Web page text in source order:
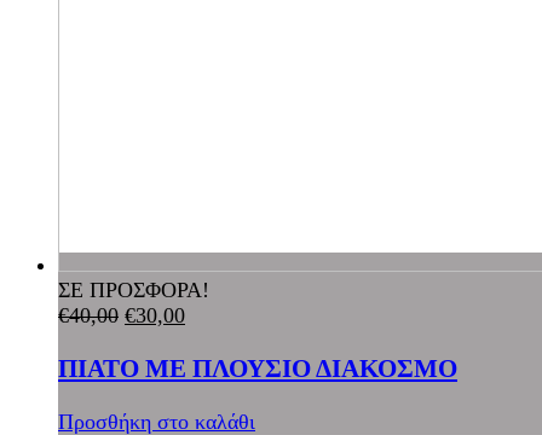
ΣΕ ΠΡΟΣΦΟΡΑ!
€40,00 €30,00
ΠΙΑΤΟ ΜΕ ΠΛΟΥΣΙΟ ΔΙΑΚΟΣΜΟ
Προσθήκη στο καλάθι